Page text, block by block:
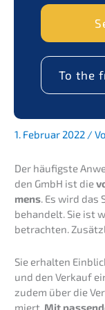
To the
1. Febru­ar 2022 /
Der häufigs­te
den GmbH ist die
mens. Es wird das
behan­delt. Sie ist
betrach­ten.
Sie erhal­ten
und den Verkauf
zudem über die
miert. Mit